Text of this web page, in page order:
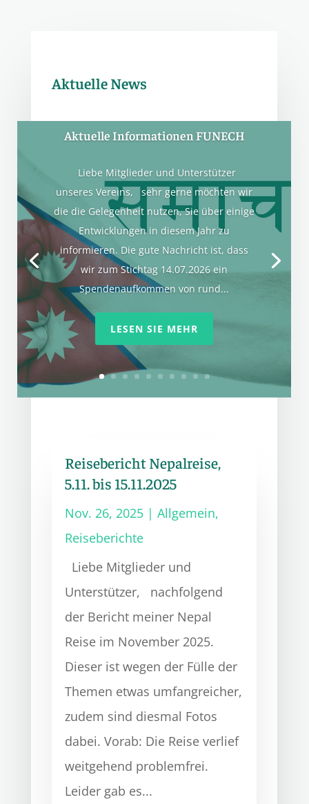
Aktuelle News
Aktuelle Informationen FUNECH
Liebe Mitglieder und Unterstützer
unseres Vereins, sehr gerne möchten wir
die die Gelegenheit nutzen, Sie über einige
Entwicklungen in diesem Jahr zu
informieren. Die gute Nachricht ist, dass
wir zum Stichtag 14.07.2026 ein
Spendenaufkommen von rund...
LESEN SIE MEHR
Reisebericht Nepalreise,
5.11. bis 15.11.2025
Nov. 26, 2025| Allgemein,
Reiseberichte
Liebe Mitglieder und
Unterstützer, nachfolgend
der Bericht meiner Nepal
Reise im November 2025.
Dieser ist wegen der Fülle der
Themen etwas umfangreicher,
zudem sind diesmal Fotos
dabei. Vorab: Die Reise verlief
weitgehend problemfrei.
Leider gab es...